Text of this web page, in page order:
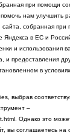
при помощи
нам улучшить
собранная при
Яндекса в ЕС и
и использования
и предоставления
в
выбрав
–
Однако это
вы соглашаетесь на